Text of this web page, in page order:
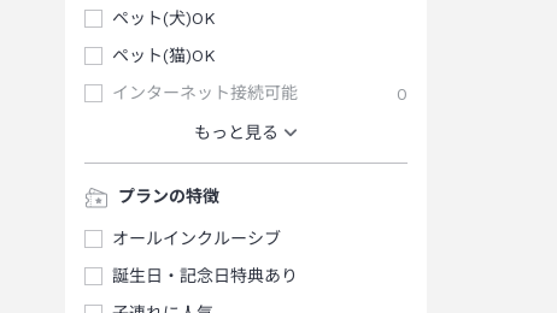
ペット(犬)OK
ペット(猫)OK
インターネット接続可能
0
もっと見る
プランの特徴
オールインクルーシブ
誕生日・記念日特典あり